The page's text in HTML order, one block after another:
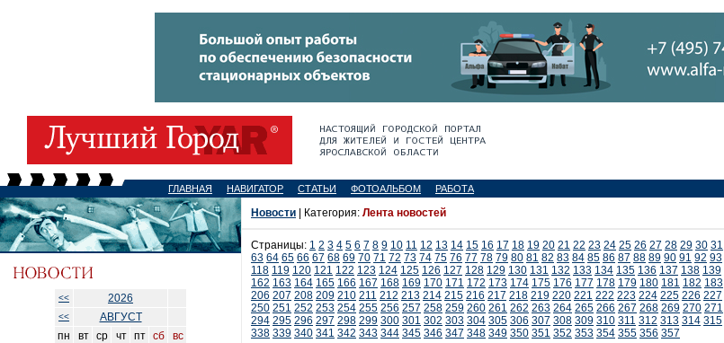
ГЛАВНАЯ НАВИГАТОР СТАТЬИ ФОТОАЛЬБОМ РАБОТА
<< 2026
<<
АВГУСТ
пн
вт ср чт пт сб
вс
Новости | Категория: Лента новостей
Страницы: 1 2 3 4 5 6 7 8 9 10 11 12 13 14 15 16 17 18 19 20 21 22 23 24 25 26 27 28 29 30 31
63 64 65 66 67 68 69 70 71 72 73 74 75 76 77 78 79 80 81 82 83 84 85 86 87 88 89 90 91 92 93
118 119 120 121 122 123 124 125 126 127 128 129 130 131 132 133 134 135 136 137 138 139
162 163 164 165 166 167 168 169 170 171 172 173 174 175 176 177 178 179 180 181 182 183
206 207 208 209 210 211 212 213 214 215 216 217 218 219 220 221 222 223 224 225 226 227
250 251 252 253 254 255 256 257 258 259 260 261 262 263 264 265 266 267 268 269 270 271
294 295 296 297 298 299 300 301 302 303 304 305 306 307 308 309 310 311 312 313 314 315
338 339 340 341 342 343 344 345 346 347 348 349 350 351 352 353 354 355 356 357